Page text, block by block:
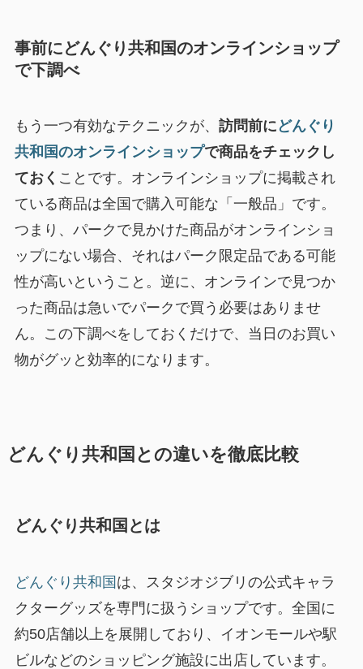
事前にどんぐり共和国のオンラインショップ
で下調べ
もう一つ有効なテクニックが、 訪問前に どんぐり
共和国のオンラインショップで商品をチェックし
ておく ことです。オンラインショップに掲載され
ている商品は全国で購入可能な「一般品」です。
つまり、パークで見かけた商品がオンラインショ
ップにない場合、それはパーク限定品である可能
性が高いということ。逆に、オンラインで見つか
った商品は急いでパークで買う必要はありませ
ん。この下調べをしておくだけで、当日のお買い
物がグッと効率的になります。
どんぐり共和国との違いを徹底比較
どんぐり共和国とは
どんぐり共和国 は、スタジオジブリの公式キャラ
クターグッズを専門に扱うショップです。全国に
約50店舗以上を展開しており、イオンモールや駅
ビルなどのショッピング施設に出店しています。